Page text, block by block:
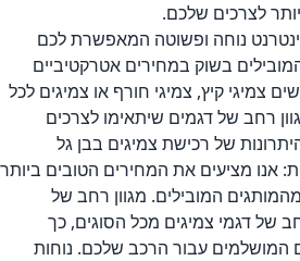
לצרכים שלכם.
נוחה ופשוטה המאפשרת לכם
בשוק במחירים אטרקטיביים
צמיגי קיץ, צמיגי חורף או צמיגים לכל
רחב של דגמים שיתאימו לצרכים
של רכישת צמיגים בבן גל
אנו מציעים את המחירים הטובים ביותר
המובילים. מגוון רחב של
של דגמי צמיגים מכל הסוגים, כך
המושלמים עבור הרכב שלכם. נוחות